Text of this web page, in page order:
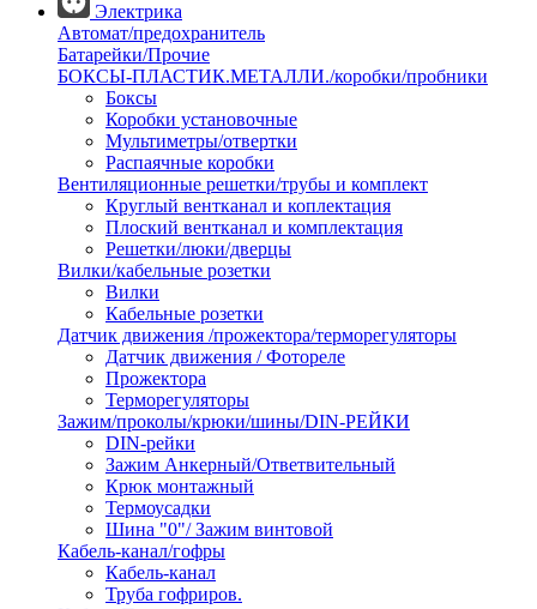
Электрика
Автомат/предохранитель
Батарейки/Прочие
БОКСЫ-ПЛАСТИК.МЕТАЛЛИ./коробки/пробники
Боксы
Коробки установочные
Мультиметры/отвертки
Распаячные коробки
Вентиляционные решетки/трубы и комплект
Круглый вентканал и коплектация
Плоский вентканал и комплектация
Решетки/люки/дверцы
Вилки/кабельные розетки
Вилки
Кабельные розетки
Датчик движения /прожектора/терморегуляторы
Датчик движения / Фотореле
Прожектора
Терморегуляторы
Зажим/проколы/крюки/шины/DIN-РЕЙКИ
DIN-рейки
Зажим Анкерный/Ответвительный
Крюк монтажный
Термоусадки
Шина "0"/ Зажим винтовой
Кабель-канал/гофры
Кабель-канал
Труба гофриров.